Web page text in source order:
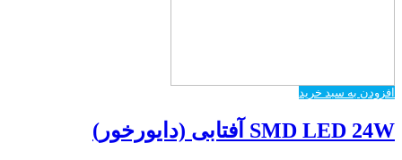
افزودن به سبد خرید
SMD LED 24W آفتابی (دایورخور)